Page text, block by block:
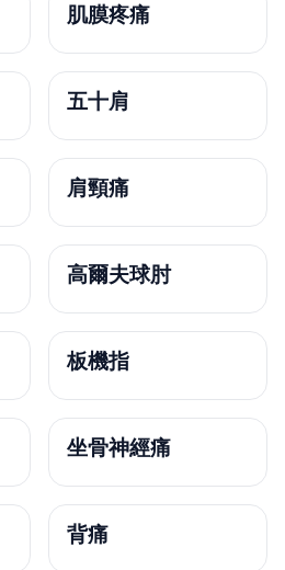
肌膜疼痛
五十肩
肩頸痛
高爾夫球肘
板機指
坐骨神經痛
背痛